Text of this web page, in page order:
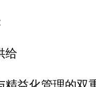
给